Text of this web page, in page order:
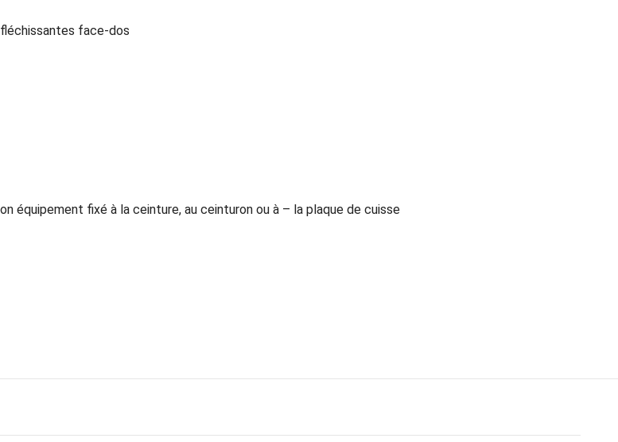
face-dos
équipement fixé à la ceinture, au ceinturon ou à – la plaque de cuisse